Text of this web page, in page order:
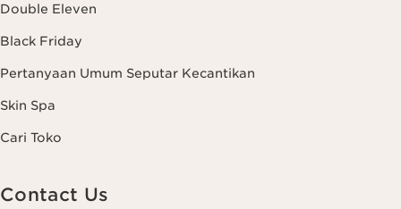
Double Eleven
Black Friday
Pertanyaan Umum Seputar Kecantikan
Skin Spa
Cari Toko
Contact Us